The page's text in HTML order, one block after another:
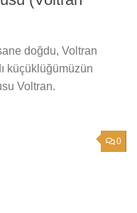
doğdu, Voltran
küçüklüğümüzün
Voltran.
0